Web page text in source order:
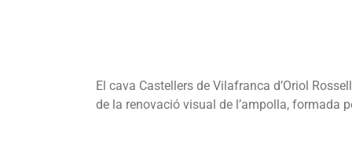
El cava Castellers de Vilafranca d’Oriol
de la renovació visual de l’ampolla, formada